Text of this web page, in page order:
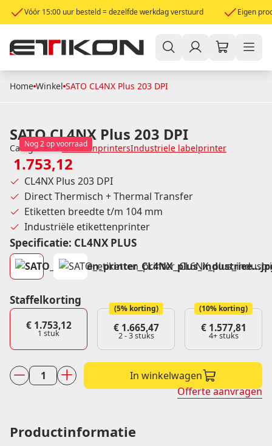
Vóór 15:00 uur besteld = dezelfde werkdag verstuurd Eigen
Home Winkel SATO CL4NX Plus 203 DPI
Nog 2 op voorraad
SATO CL4NX Plus 203 DPI
Categorieën:EtikettenprintersIndustriele labelprinter
1.753,12
CL4NX Plus 203 DPI
Direct Thermisch + Thermal Transfer
Etiketten breedte t/m 104 mm
Industriële etikettenprinter
Specificatie: CL4NX PLUS
Staffelkorting
€1.753,12
1 stuk €1.665,47
(5% korting)
2 - 3 stuks
€1.577,81
(10% korting)
4+ stuks
SATO
203
In winkelwagen
Offerte aanvragen
Productinformatie